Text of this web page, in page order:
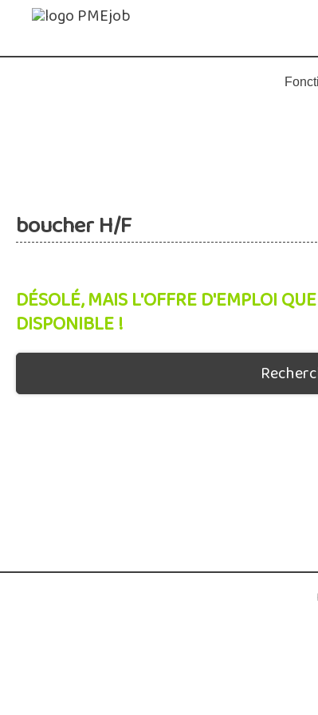
boucher H/F
DÉSOLÉ, MAIS L'OFFRE D'EMPLOI
DISPONIBLE !